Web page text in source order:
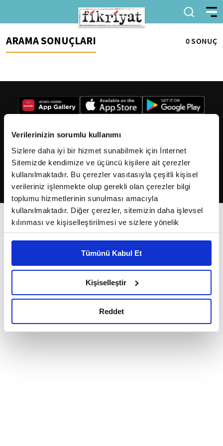
Verilerinizin sorumlu kullanımı
Sizlere daha iyi bir hizmet sunabilmek için İnternet
Sitemizde kendimize ve üçüncü kişilere ait çerezler
kullanılmaktadır. Bu çerezler vasıtasıyla çeşitli kişisel
verileriniz işlenmekte olup gerekli olan çerezler bilgi
toplumu hizmetlerinin sunulması amacıyla
kullanılmaktadır. Diğer çerezler, sitemizin daha işlevsel
kılınması ve kişiselleştirilmesi ve sizlere yönelik
reklam/pazarlama faaliyetlerinin yapılması, amaçlarıyla
Çerezlere ilişkin tercihlerinizi çerez paneli vasıtasıyla
belirleyebilirsiniz. Çerezlere ilişkin detaylı bilgi için
Ayarlar butonuna tıklayabilir,Çerez Bilgilendirme
Metnimizi ziyaret edebilirsiniz.
okumak ve sitemizi ziyaretiniz kapsamında
Tümünü Kabul Et
Kişiselleştir
Reddet
ARAMA SONUÇLARI 0 SONUÇ
2026Fikriyat. Tüm hakları saklıdır.